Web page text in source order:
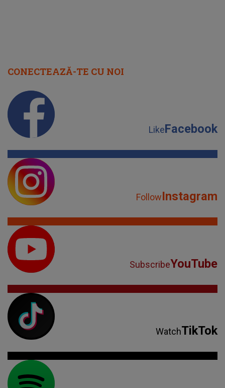
CONECTEAZĂ-TE CU NOI
LikeFacebook
FollowInstagram
SubscribeYouTube
WatchTikTok